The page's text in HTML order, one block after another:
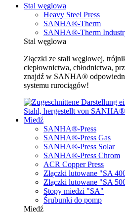
Stal węglowa
Heavy Steel Press
SANHA®-Therm
SANHA®-Therm
Stal węglowa
Złączki ze stali węglowej,
ciepłownictwa, chłodnictwa,
znajdź w SANHA®
systemu rurociągów!
Miedź
SANHA®-Press
SANHA®-Press Gas
SANHA®-Press Solar
SANHA®-Press Chrom
ACR Copper Press
Złączki lutowane "SA
Złączki lutowane "SA
Stopy miedzi "SA"
Śrubunki do pomp
Miedź